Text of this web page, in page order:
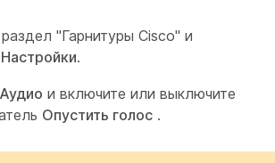
"Гарнитуры Cisco" и
Настройки.
Аудио и включите или выключите
Опустить голос .